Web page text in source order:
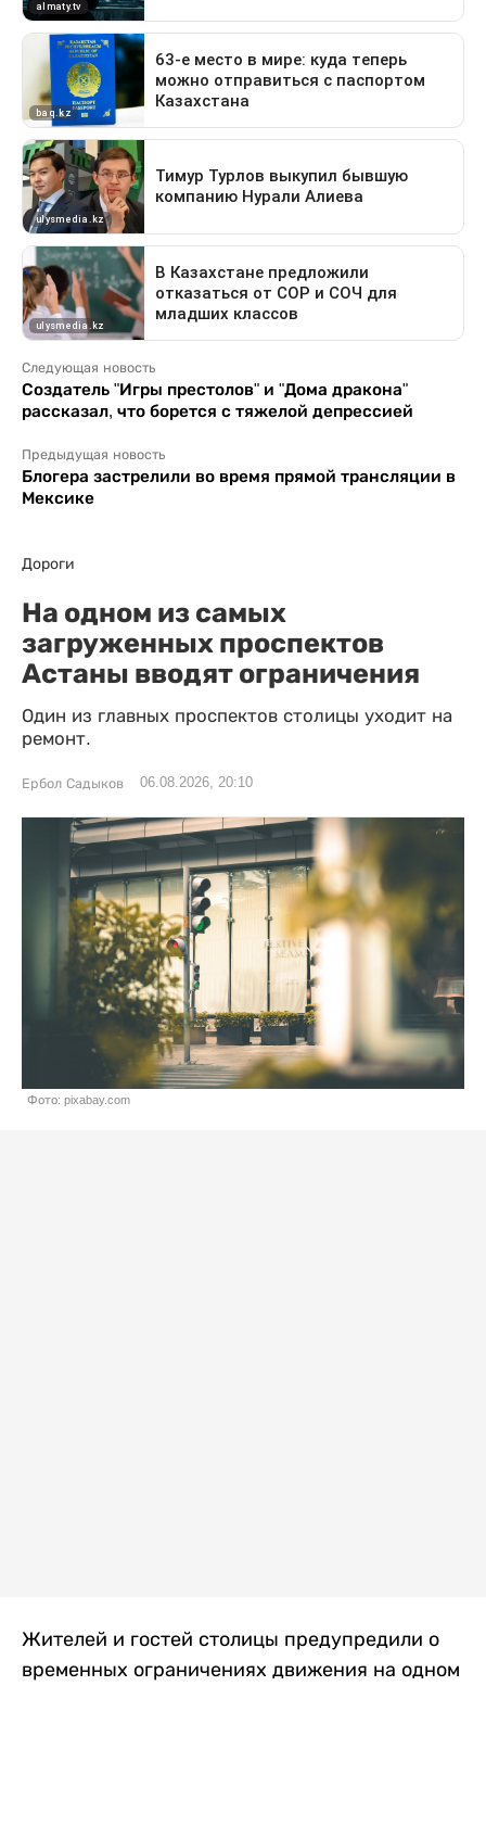
Следующая новость
Создатель "Игры престолов" и "Дома дракона"
рассказал, что борется с тяжелой депрессией
Предыдущая новость
Блогера застрелили во время прямой трансляции в
Мексике
Дороги
На одном из самых
загруженных проспектов
Астаны вводят ограничения
Один из главных проспектов столицы уходит на
ремонт.
Ербол Садыков 06.08.2026, 20:10
Фото: pixabay.com
Жителей и гостей столицы предупредили о
временных ограничениях движения на одном